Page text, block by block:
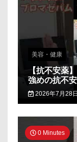
美容・健康
【抗不安薬
強めの抗不
2026年7月28日
0 Minutes